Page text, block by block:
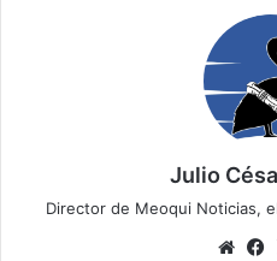
Julio
Director de Meoqui Noticias,